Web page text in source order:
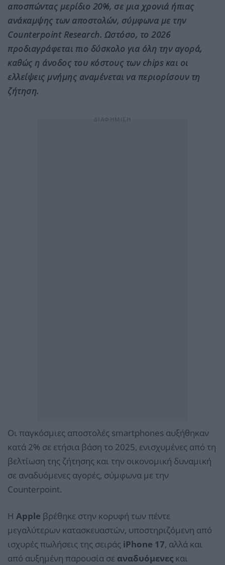
αποσπώντας μερίδιο 20%, σε μια χρονιά ήπιας
ανάκαμψης των αποστολών, σύμφωνα με την
Counterpoint Research. Ωστόσο, το 2026
προδιαγράφεται πιο δύσκολο για όλη την αγορά,
καθώς η άνοδος του κόστους των chips και οι
ελλείψεις μνήμης αναμένεται να περιορίσουν τη
ζήτηση.
Οι παγκόσμιες αποστολές smartphones αυξήθηκαν
κατά 2% σε ετήσια βάση το 2025, ενισχυμένες από τη
βελτίωση της ζήτησης και την οικονομική δυναμική
σε αναδυόμενες αγορές, σύμφωνα με την
Counterpoint.
Η Apple βρέθηκε στην κορυφή των πέντε
μεγαλύτερων κατασκευαστών, υποστηριζόμενη από
ισχυρές πωλήσεις της σειράς iPhone 17, αλλά και
από αυξημένη παρουσία σε αναδυόμενες και